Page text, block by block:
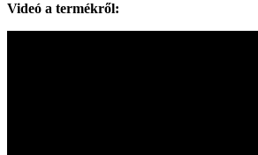
Videó a termékről: